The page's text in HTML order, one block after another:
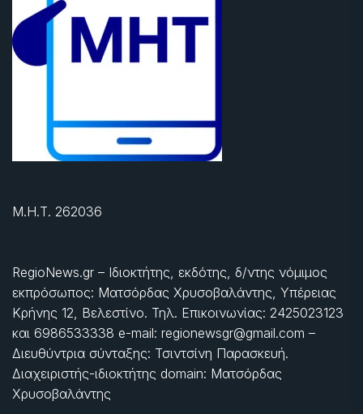
Μ.Η.Τ. 262036
RegioNews.gr – Ιδιοκτήτης, εκδότης, δ/ντης νόμιμος
εκπρόσωπος: Ματσόρδας Χρυσοβαλάντης, Υπέρειας
Κρήνης 12, Βελεστίνο. Τηλ. Επικοινωνίας: 2425023123
και 6986533338 e-mail: regionewsgr@gmail.com –
Διευθύντρια σύνταξης: Τσιντσίνη Παρασκευή.
Διαχειριστής-ιδιοκτήτης domain: Ματσόρδας
Χρυσοβαλάντης